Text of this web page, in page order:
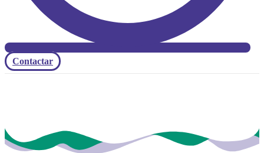
Contactar